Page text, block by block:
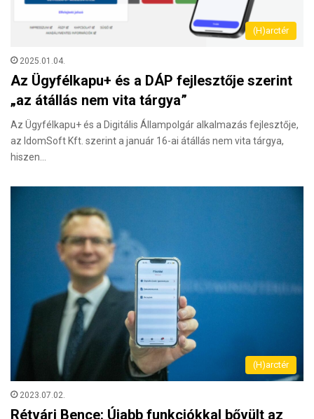
(H)arctér
2025.01.04.
Az Ügyfélkapu+ és a DÁP fejlesztője szerint
„az átállás nem vita tárgya”
Az Ügyfélkapu+ és a Digitális Állampolgár alkalmazás fejlesztője,
az IdomSoft Kft. szerint a január 16-ai átállás nem vita tárgya,
hiszen…
(H)arctér
2023.07.02.
Rétvári Bence: Újabb funkciókkal bővült az